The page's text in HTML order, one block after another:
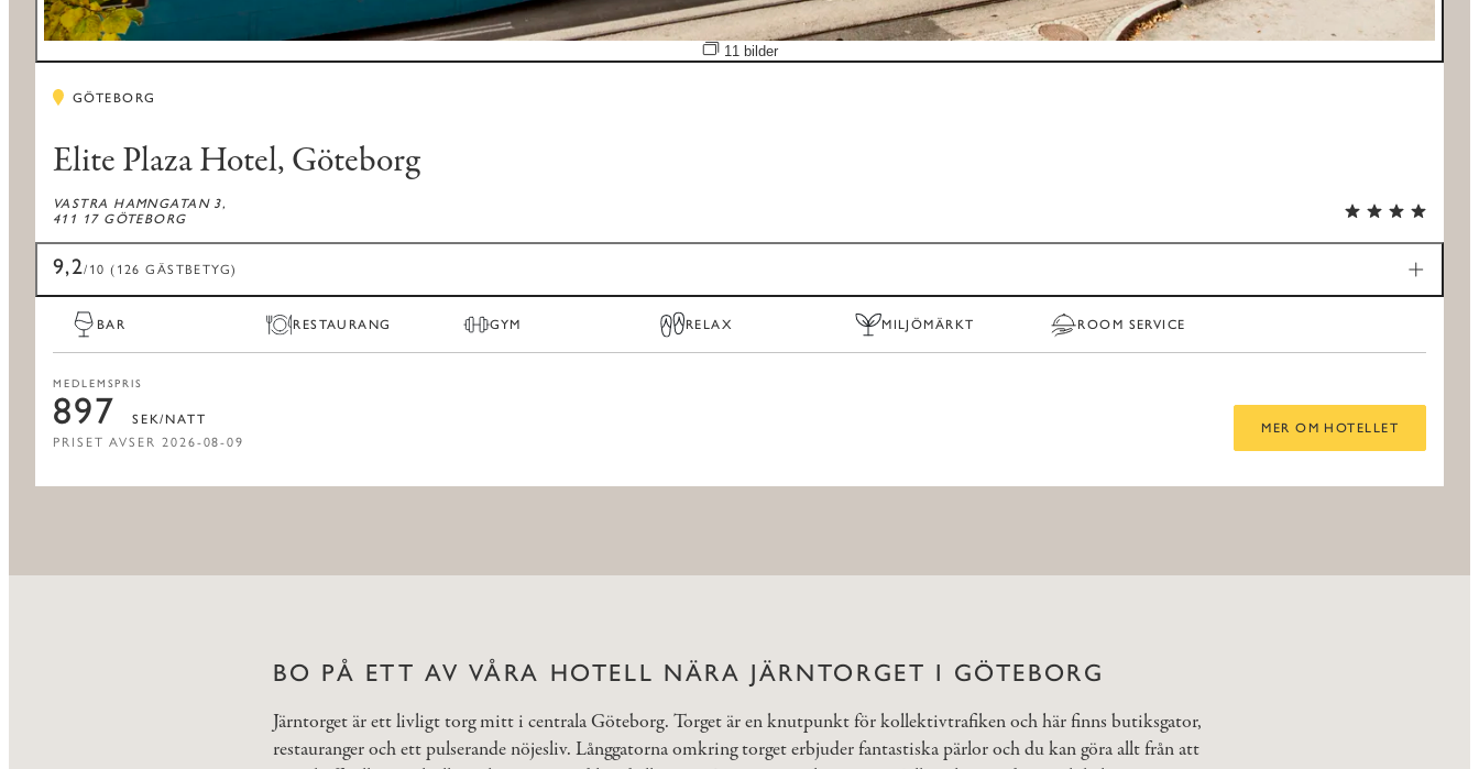
Öppna bildspel
11 bilder
GÖTEBORG
Elite Plaza Hotel, Göteborg
VASTRA HAMNGATAN 3,
411 17 GÖTEBORG
9,2/10 (126 GÄSTBETYG)
BAR RESTAURANG GYM RELAX MILJÖMÄRKT ROOM SERVICE
MEDLEMSPRIS
897
SEK/NATT
PRISET AVSER 2026-08-09
MER OM HOTELLET
BO PÅ ETT AV VÅRA HOTELL NÄRA JÄRNTORGET I GÖTEBORG
Järntorget är ett livligt torg mitt i centrala Göteborg. Torget är en knutpunkt för kollektivtrafiken och här finns butiksgator,
restauranger och ett pulserande nöjesliv. Långgatorna omkring torget erbjuder fantastiska pärlor och du kan göra allt från att